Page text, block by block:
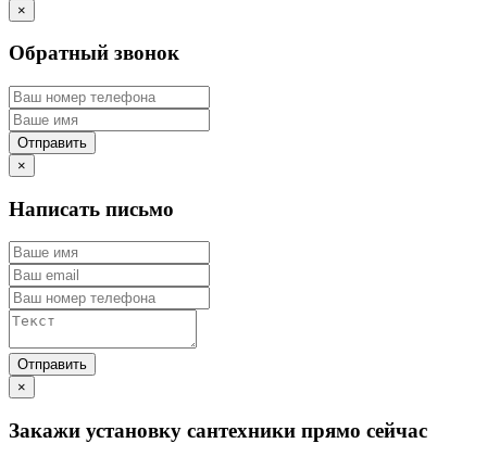
×
Обратный звонок
×
Написать письмо
×
Закажи установку сантехники прямо сейчас